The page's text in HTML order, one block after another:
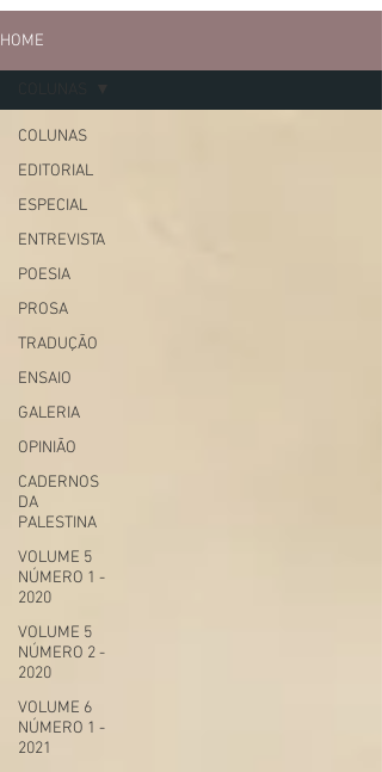
HOME
COLUNAS
EDITORIAL
ESPECIAL
ENTREVISTA
POESIA
PROSA
TRADUÇÃO
ENSAIO
GALERIA
OPINIÃO
CADERNOS
DA
PALESTINA
VOLUME 5
NÚMERO 1 -
2020
VOLUME 5
NÚMERO 2 -
2020
VOLUME 6
NÚMERO 1 -
2021